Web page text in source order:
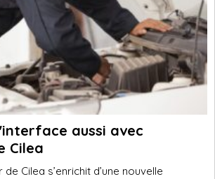
aussi avec
Cilea
Cilea s’enrichit d’une nouvelle